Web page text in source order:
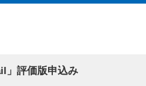
」評価版申込み